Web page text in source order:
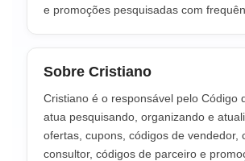
e promoções pesquisadas com
Sobre Cristiano
Cristiano é o responsável pelo Código
atua pesquisando, organizando e
ofertas, cupons, códigos de vendedor,
consultor, códigos de parceiro e